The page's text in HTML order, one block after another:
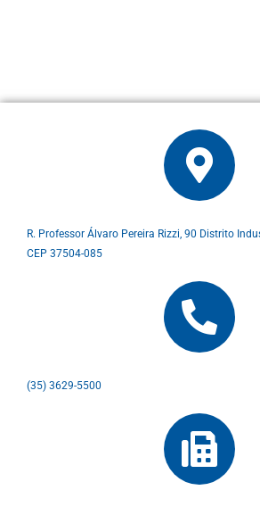
R. Professor Álvaro Pereira Rizzi, 90 Distrito
CEP 37504-085
(35) 3629-5500